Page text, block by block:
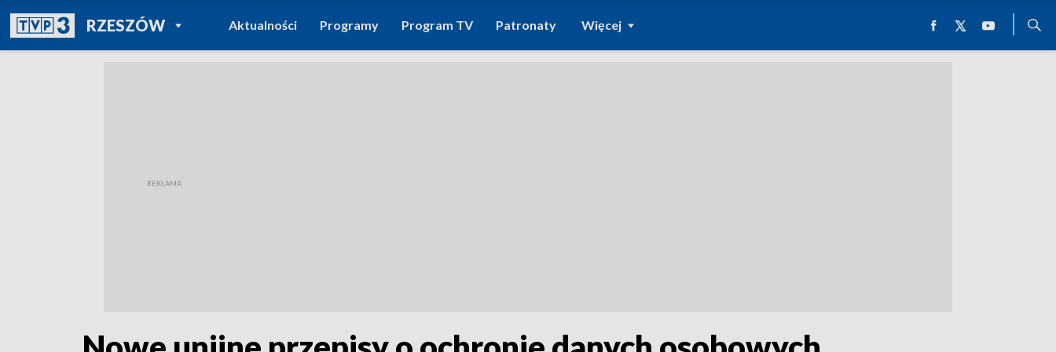
RZESZÓWPOWRÓT DO
TVP REGIONY
Aktualności Programy Program TV Patronaty Więcej